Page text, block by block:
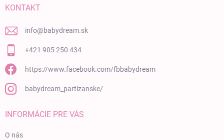
KONTAKT
info@babydream.sk
+421 905 250 434
https://www.facebook.com/fbbabydream
babydream_partizanske/
INFORMÁCIE PRE VÁS
O nás